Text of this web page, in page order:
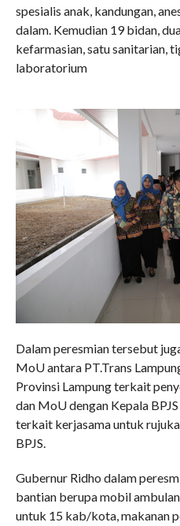
spesialis anak, kandungan,
dalam. Kemudian 19 bidan,
kefarmasian, satu sanitarian,
laboratorium
Dalam peresmian tersebut
MoU antara PT.Trans
Provinsi Lampung terkait
dan MoU dengan Kepala
terkait kerjasama untuk
BPJS.
Gubernur Ridho dalam
bantian berupa mobil
untuk 15 kab/kota, makanan